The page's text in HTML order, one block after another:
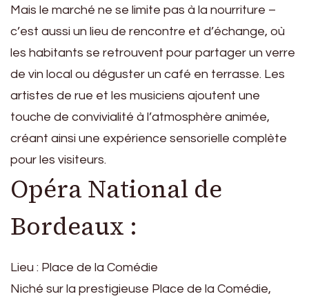
Mais le marché ne se limite pas à la nourriture –
c’est aussi un lieu de rencontre et d’échange, où
les habitants se retrouvent pour partager un verre
de vin local ou déguster un café en terrasse. Les
artistes de rue et les musiciens ajoutent une
touche de convivialité à l’atmosphère animée,
créant ainsi une expérience sensorielle complète
pour les visiteurs.
Opéra National de
Bordeaux :
Lieu : Place de la Comédie
Niché sur la prestigieuse Place de la Comédie,